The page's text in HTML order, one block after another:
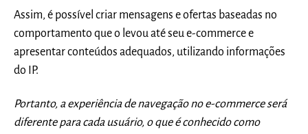
Assim, é possível criar mensagens e ofertas baseadas no
comportamento que o levou até seu e-commerce e
apresentar conteúdos adequados, utilizando informações
do IP.
Portanto, a experiência de navegação no e-commerce será
diferente para cada usuário, o que é conhecido como